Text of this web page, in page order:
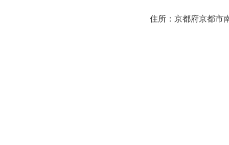
住所：京都府京都市